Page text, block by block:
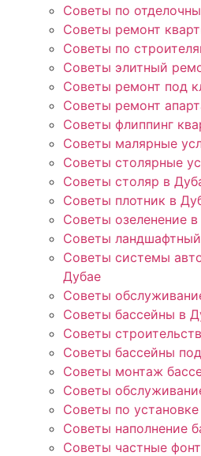
Советы по
Советы ремонт
Советы по
Советы элитный
Советы ремонт под
Советы ремонт
Советы флиппинг
Советы малярные
Советы столярные
Советы столяр в
Советы плотник в
Советы озеленение
Советы
Советы системы
Дубае
Советы
Советы бассейны в
Советы
Советы бассейны
Советы монтаж
Советы
Советы по
Советы наполнение
Советы частные